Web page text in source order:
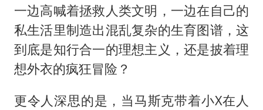
一边高喊着拯救人类文明，一边在自己的
私生活里制造出混乱复杂的生育图谱，这
到底是知行合一的理想主义，还是披着理
想外衣的疯狂冒险？
更令人深思的是，当马斯克带着小X在人